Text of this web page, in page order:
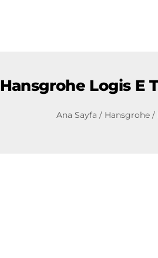
Hansgrohe Logis E
Ana Sayfa / Hansgrohe/